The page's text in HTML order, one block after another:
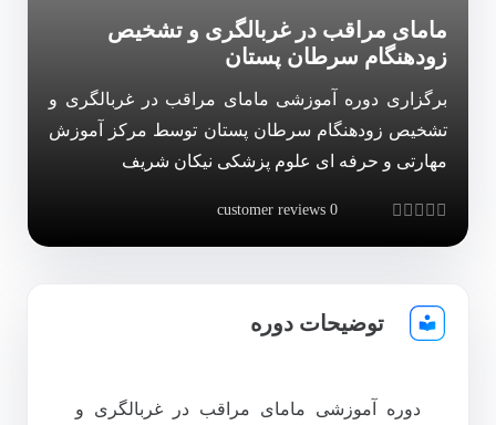
مامای مراقب در غربالگری و تشخیص
زودهنگام سرطان پستان
برگزاری دوره آموزشی مامای مراقب در غربالگری و
تشخیص زودهنگام سرطان پستان توسط مرکز آموزش
مهارتی و حرفه ای علوم پزشکی نیکان شریف
0
customer reviews
توضیحات دوره
دوره آموزشی مامای مراقب در غربالگری و